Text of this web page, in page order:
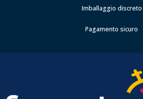
Imballaggio discreto
Pagamento sicuro